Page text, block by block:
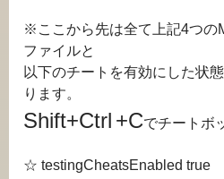
※ここから先は全て上記4つの
ファイルと
以下のチートを有効にした状
ります。
Shift+Ctrl +Cでチートボ
☆ testingCheatsEnabled true